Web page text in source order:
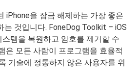
iPhone을 잠금 해제하는 가장 좋은
는 것입니다. FoneDog Toolkit – iOS
템을 복원하고 암호를 제거할 수
은 모든 사람이 프로그램을 효율적
기술에 정통하지 않은 사용자를 위